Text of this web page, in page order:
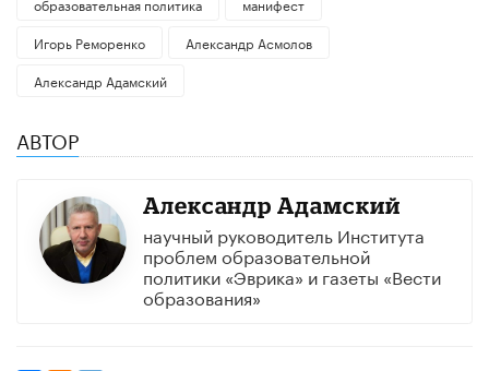
Игорь Реморенко
Александр Асмолов
Александр Адамский
АВТОР
Александр Адамский
научный руководитель Института
проблем образовательной
политики «Эврика» и газеты «Вести
образования»